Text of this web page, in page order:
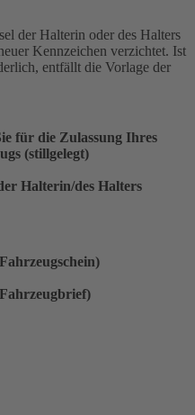
der Halterin oder des Halters
Kennzeichen verzichtet. Ist
entfällt die Vorlage der
für die Zulassung Ihres
(stillgelegt)
Halterin/des Halters